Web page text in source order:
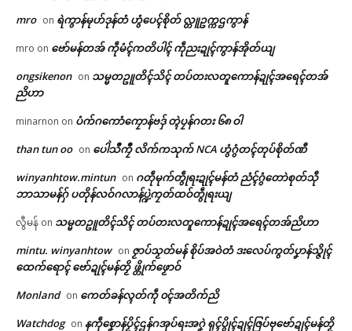
Related
mro on ရဲကွာန်မုဟ်ဒုန်တံ ဟွံပေၚ်စိုတ် လ္တူဥက္ကဌကွာန်
mro on ဗော်မန်တအ် ကဵုမံၚ်ကတိပါၚ် ကဵုညးဍုၚ်ကွာန်အိုတ်ယျ
ongsikenon on သမ္မတဥူတိၚ်သိၚ် တပ်တးလတူကောန်ဍုၚ်အရေၚ်တအ်
ညိဟာ
minarnon on ပံက်ဂကောံကၠောန်ဗဒှ် တ္ၚဲပၠန်ဂတး ၆၈ ဝါ
than tun oo on ပေါဲသဳကၠဳ လိက်ကသုက် NCA ဟွံဂွံတၚ်တုပ်စိုတ်ဏီ
winyanhtow.mintun on ဂတဵုမုက်တွဵုရးဍုၚ်မန်တံ ညံၚ်ဂွံတောဲစုတ်သီု
ဘာသာမန်ဂှ် ပတိုန်လဝ်ဂလာန်ပ္ဍဲကၠတ်ထဝ်တွဵုရးယျ
လွီမန် on သမ္မတဥူတိၚ်သိၚ် တပ်တးလတူကောန်ဍုၚ်အရေၚ်တအ်ညိဟာ
mintu. winyanhtow on ဇၟာပ်သၟတ်မန် စိုပ်အဝဲတံ ဒးလေပ်ကွတ်ပၞာန်သ္ဇိုၚ်
ထေက်ရောၚ် ဗော်ဍုၚ်မန်တၟိ ဖ္တိုက်ဖၟောဝ်
Monland on ကေတ်ခန်လ္ၚတ်ကဵု ၀ၚ်အတိက်ညိ
Watchdog on နကဵုစၞောန်ပၟိၚ်ဌန်ဂအုပ်ရးအဂၞဲ ရုၚ်ပွိုၚ်ဍုၚ်ဇြပ်ဗုဗော်ဍုၚ်မန်တၟိ